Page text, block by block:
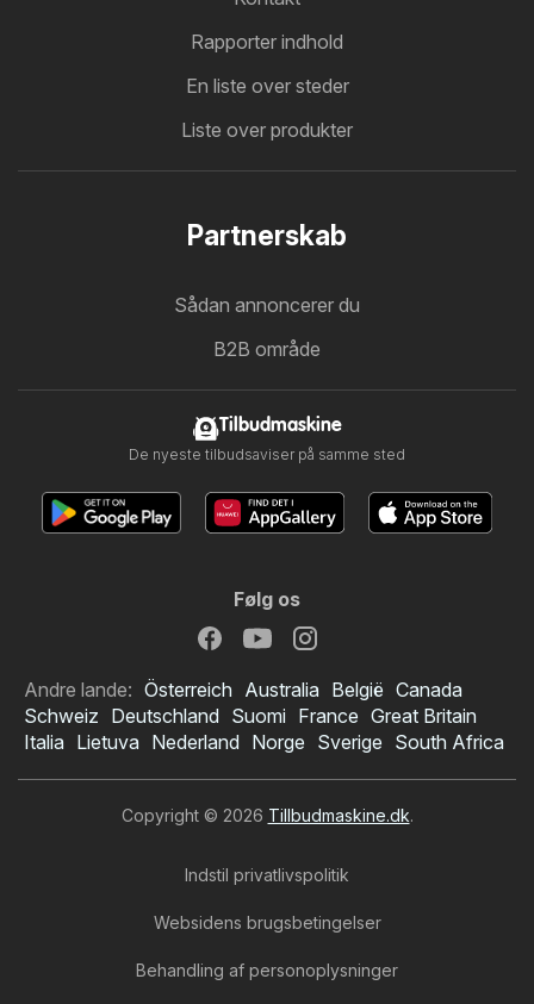
XL-BYG tilbudsavis
Rapporter indhold
En liste over steder
Liste over produkter
Partnerskab
Sådan annoncerer du
B2B område
Tilbudmaskine
De nyeste tilbudsaviser på samme sted
Følg os
Andre lande: Österreich Australia België Canada
Schweiz Deutschland Suomi France Great Britain
Italia Lietuva Nederland Norge Sverige South Africa
Copyright © 2026 Tillbudmaskine.dk.
Indstil privatlivspolitik
Websidens brugsbetingelser
Behandling af personoplysninger